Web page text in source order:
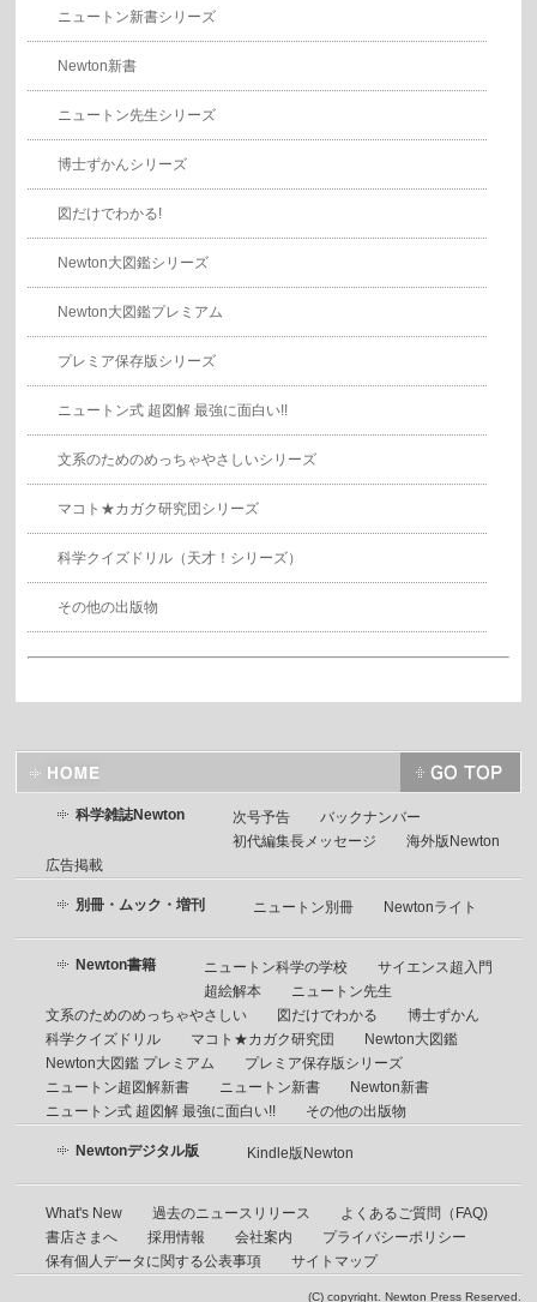
ニュートン新書シリーズ
Newton新書
ニュートン先生シリーズ
博士ずかんシリーズ
図だけでわかる!
Newton大図鑑シリーズ
Newton大図鑑プレミアム
プレミア保存版シリーズ
ニュートン式 超図解 最強に面白い!!
文系のためのめっちゃやさしいシリーズ
マコト★カガク研究団シリーズ
科学クイズドリル（天才！シリーズ）
その他の出版物
科学雑誌Newton 次号予告
バックナンバー
初代編集長メッセージ
海外版Newton
広告掲載
別冊・ムック・増刊 ニュートン別冊 Newtonライト
Newton書籍 ニュートン科学の学校
サイエンス超入門
超絵解本
ニュートン先生
文系のためのめっちゃやさしい
図だけでわかる
博士ずかん
科学クイズドリル
マコト★カガク研究団
Newton大図鑑
Newton大図鑑 プレミアム
プレミア保存版シリーズ
ニュートン超図解新書
ニュートン新書
Newton新書
ニュートン式 超図解 最強に面白い!!
その他の出版物
Newtonデジタル版 Kindle版Newton
What's New 過去のニュースリリース
よくあるご質問（FAQ)
書店さまへ
採用情報 会社案内
プライバシーポリシー
保有個人データに関する公表事項
サイトマップ
(C) copyright. Newton Press Reserved.